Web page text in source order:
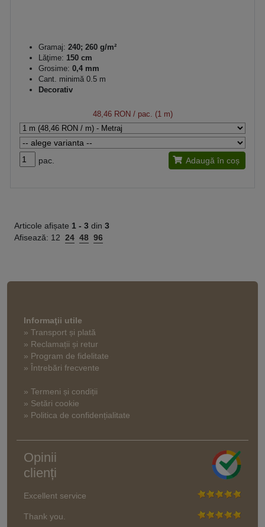
Gramaj: 240; 260 g/m²
Lăţime: 150 cm
Grosime: 0,4 mm
Cant. minimă 0.5 m
Decorativ
48,46 RON/ pac. (1 m)
pac. Adaugă în coș
Articole afișate 1 - 3 din 3
Afisează: 12 24 48 96
Informaţii utile
» Transport și plată
» Reclamații și retur
» Program de fidelitate
» Întrebări frecvente
» Termeni și condiții
» Setări cookie
» Politica de confidențialitate
Opinii
clienți
Excellent service
Thank you.